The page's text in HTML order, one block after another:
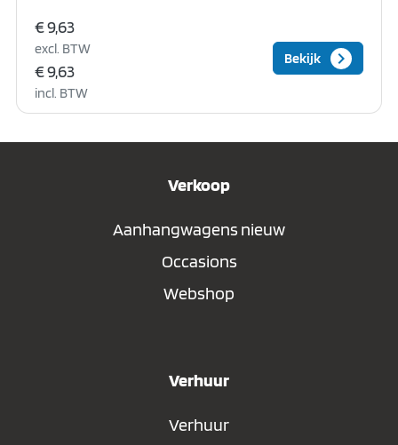
€ 9,63
excl. BTW
€ 9,63
incl. BTW
Bekijk keyboard_arrow_right
Verkoop
Aanhangwagens nieuw
Occasions
Webshop
Verhuur
Verhuur